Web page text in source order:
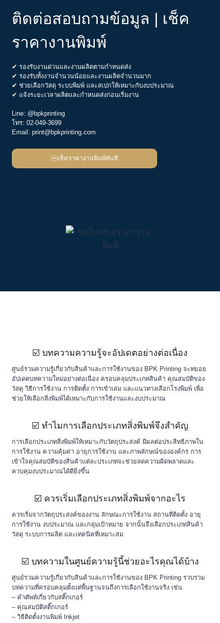
ติดต่อสอบถามข้อมูล | เช็ค
ราคางานพิมพ์
✔ รองรับงานด่วนและงานผลิตตามกำหนดส่ง
✔ รองรับทั้งงานจำนวนน้อยและงานผลิตจำนวนมาก
✔ ช่วยเลือกวัสดุ ระบบพิมพ์ และสเปกให้เหมาะกับงบประมาณ
✔ แจ้งระยะเวลาผลิตและกำหนดส่งก่อนเริ่มงาน
Line: @bpkprinting
โทร: 02-049-3699
Email: print@bpkprinting.com
เช็คราคางานพิมพ์ทันที
☑️ บทความความรู้จะอัปเดตอย่างต่อเนื่อง
ศูนย์รวมความรู้เกี่ยวกับสินค้าและการใช้งานของ BPK Printing จะทยอย
อัปเดตบทความใหม่อย่างต่อเนื่อง ครอบคลุมประเภทสินค้า คุณสมบัติของ
วัสดุ วิธีการใช้งาน การติดตั้ง การเข้าเล่ม และแนวทางเลือกโรงพิมพ์ เพื่อ
ช่วยให้เลือกสิ่งพิมพ์ได้เหมาะกับการใช้งานและงบประมาณ
☑️ ทำไมการเลือกประเภทสิ่งพิมพ์จึงสำคัญ
การเลือกประเภทสิ่งพิมพ์ให้เหมาะกับวัตถุประสงค์ มีผลต่อประสิทธิภาพใน
การใช้งาน ความคุ้มค่า อายุการใช้งาน และภาพลักษณ์ขององค์กร การ
เข้าใจคุณสมบัติของสินค้าแต่ละประเภทจะช่วยลดความผิดพลาดและ
ควบคุมงบประมาณได้ดียิ่งขึ้น
☑️ ควรเริ่มเลือกประเภทสิ่งพิมพ์จากอะไร
ควรเริ่มจากวัตถุประสงค์ของงาน ลักษณะการใช้งาน สถานที่ติดตั้ง อายุ
การใช้งาน งบประมาณ และกลุ่มเป้าหมาย จากนั้นจึงเลือกประเภทสินค้า
วัสดุ ระบบการผลิต และเทคนิคที่เหมาะสม
☑️ บทความในศูนย์ความรู้นี้ช่วยอะไรคุณได้บ้าง
ศูนย์รวมความรู้เกี่ยวกับสินค้าและการใช้งานของ BPK Printing รวบรวม
บทความที่ครอบคลุมตั้งแต่พื้นฐานจนถึงการเลือกใช้งานจริง เช่น
– คำศัพท์เกี่ยวกับสติ๊กเกอร์
– คุณสมบัติสติ๊กเกอร์
– วิธีติดตั้งงานพิมพ์ Inkjet